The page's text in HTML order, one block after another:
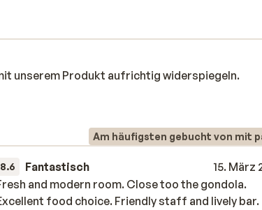
unserem Produkt aufrichtig widerspiegeln.
Am häufigsten gebucht von mit
8.6 Fantastisch
15. März
and modern room. Close too the gondola.
food choice. Friendly staff and lively bar.
and modern room. Close too the gondola.
food choice. Friendly staff and lively bar.